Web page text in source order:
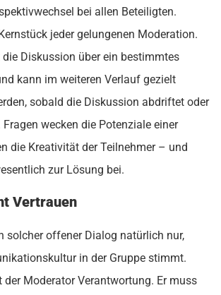
bei allen Beteiligten.
jeder gelungenen Moderation.
Diskussion über ein bestimmtes
kann im weiteren Verlauf gezielt
sobald die Diskussion abdriftet oder
wecken die Potenziale einer
die Kreativität der Teilnehmer – und
zur Lösung bei.
Vertrauen
solcher offener Dialog natürlich nur,
in der Gruppe stimmt.
Moderator Verantwortung. Er muss